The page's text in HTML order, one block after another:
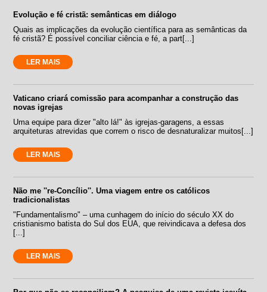
Evolução e fé cristã: semânticas em diálogo
Quais as implicações da evolução científica para as semânticas da
fé cristã? É possível conciliar ciência e fé, a part[...]
LER MAIS
Vaticano criará comissão para acompanhar a construção das
novas igrejas
Uma equipe para dizer "alto lá!" às igrejas-garagens, a essas
arquiteturas atrevidas que correm o risco de desnaturalizar muitos[...]
LER MAIS
Não me ''re-Concílio''. Uma viagem entre os católicos
tradicionalistas
"Fundamentalismo" – uma cunhagem do início do século XX do
cristianismo batista do Sul dos EUA, que reivindicava a defesa dos
[...]
LER MAIS